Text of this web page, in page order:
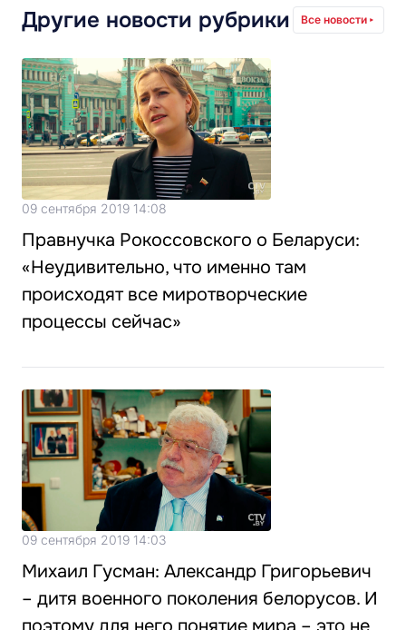
Другие новости рубрики Все новости
09 сентября 2019 14:08
Правнучка Рокоссовского о Беларуси:
«Неудивительно, что именно там
происходят все миротворческие
процессы сейчас»
09 сентября 2019 14:03
Михаил Гусман: Александр Григорьевич
– дитя военного поколения белорусов. И